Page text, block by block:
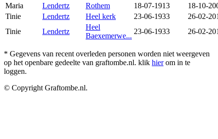
Maria
Lendertz Rothem 18-07-1913
18-10-
Tinie
Lendertz Heel kerk 23-06-1933
26-02-
Tinie
Lendertz
Heel
Baexemerwe...
23-06-1933 26-02-
* Gegevens van recent overleden personen worden niet weergeven
op het openbare gedeelte van graftombe.nl. klik hierom in te
loggen.
© Copyright Graftombe.nl.